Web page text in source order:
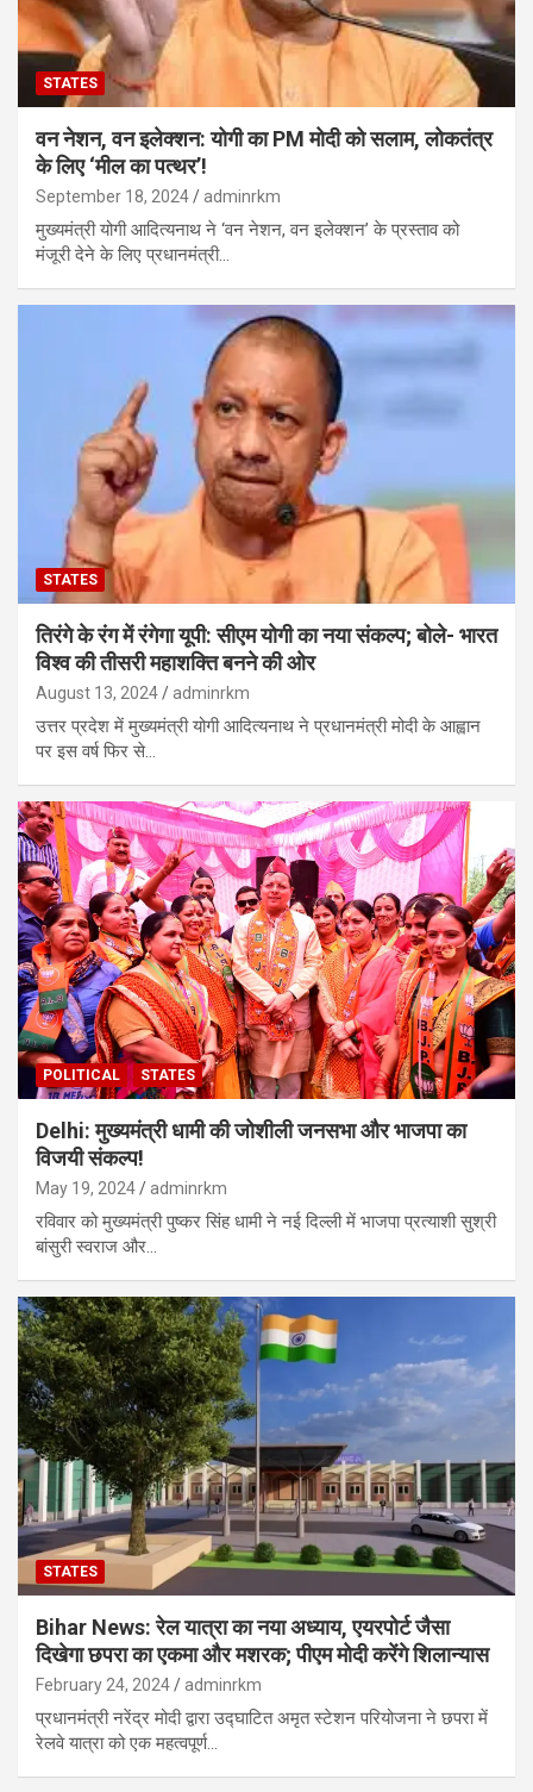
STATES
वन नेशन, वन इलेक्शन: योगी का PM मोदी को सलाम, लोकतंत्र
के लिए ‘मील का पत्थर’!
September 18, 2024 adminrkm
मुख्यमंत्री योगी आदित्यनाथ ने ‘वन नेशन, वन इलेक्शन’ के प्रस्ताव को
मंजूरी देने के लिए प्रधानमंत्री…
STATES
तिरंगे के रंग में रंगेगा यूपी: सीएम योगी का नया संकल्प; बोले- भारत
विश्व की तीसरी महाशक्ति बनने की ओर
August 13, 2024 adminrkm
उत्तर प्रदेश में मुख्यमंत्री योगी आदित्यनाथ ने प्रधानमंत्री मोदी के आह्वान
पर इस वर्ष फिर से…
POLITICAL STATES
Delhi: मुख्यमंत्री धामी की जोशीली जनसभा और भाजपा का
विजयी संकल्प!
May 19, 2024 adminrkm
रविवार को मुख्यमंत्री पुष्कर सिंह धामी ने नई दिल्ली में भाजपा प्रत्याशी सुश्री
बांसुरी स्वराज और…
STATES
Bihar News: रेल यात्रा का नया अध्याय, एयरपोर्ट जैसा
दिखेगा छपरा का एकमा और मशरक; पीएम मोदी करेंगे शिलान्यास
February 24, 2024 adminrkm
प्रधानमंत्री नरेंद्र मोदी द्वारा उद्घाटित अमृत स्टेशन परियोजना ने छपरा में
रेलवे यात्रा को एक महत्वपूर्ण…